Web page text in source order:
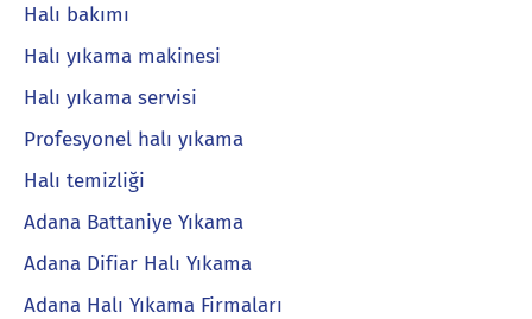
Halı bakımı
Halı yıkama makinesi
Halı yıkama servisi
Profesyonel halı yıkama
Halı temizliği
Adana Battaniye Yıkama
Adana Difiar Halı Yıkama
Adana Halı Yıkama Firmaları